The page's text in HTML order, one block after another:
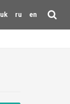
uk ru en